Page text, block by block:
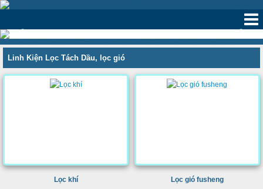
‹ ›
Linh Kiện Lọc Tách Dầu, lọc gió
Lọc khí Lọc gió fusheng